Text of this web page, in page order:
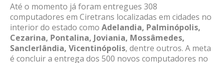
Até o momento já foram entregues 308
computadores em Ciretrans localizadas em cidades no
interior do estado como Adelandia, Palminópolis,
Cezarina, Pontalina, Joviania, Mossâmedes,
Sanclerlândia, Vicentinópolis, dentre outros. A meta
é concluir a entrega dos 500 novos computadores no